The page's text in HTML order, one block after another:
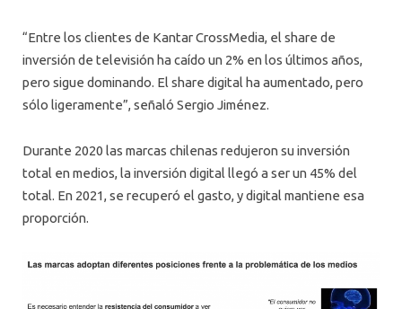
“Entre los clientes de Kantar CrossMedia, el share de
inversión de televisión ha caído un 2% en los últimos años,
pero sigue dominando. El share digital ha aumentado, pero
sólo ligeramente”, señaló Sergio Jiménez.
Durante 2020 las marcas chilenas redujeron su inversión
total en medios, la inversión digital llegó a ser un 45% del
total. En 2021, se recuperó el gasto, y digital mantiene esa
proporción.